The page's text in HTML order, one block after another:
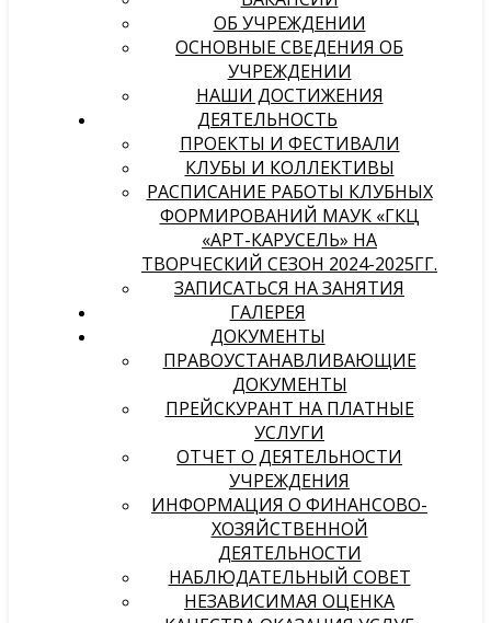
ОБ УЧРЕЖДЕНИИ
ОСНОВНЫЕ СВЕДЕНИЯ ОБ
УЧРЕЖДЕНИИ
НАШИ ДОСТИЖЕНИЯ
ДЕЯТЕЛЬНОСТЬ
ПРОЕКТЫ И ФЕСТИВАЛИ
КЛУБЫ И КОЛЛЕКТИВЫ
РАСПИСАНИЕ РАБОТЫ КЛУБНЫХ
ФОРМИРОВАНИЙ МАУК «ГКЦ
«АРТ-КАРУСЕЛЬ» НА
ТВОРЧЕСКИЙ СЕЗОН 2024-2025ГГ.
ЗАПИСАТЬСЯ НА ЗАНЯТИЯ
ГАЛЕРЕЯ
ДОКУМЕНТЫ
ПРАВОУСТАНАВЛИВАЮЩИЕ
ДОКУМЕНТЫ
ПРЕЙСКУРАНТ НА ПЛАТНЫЕ
УСЛУГИ
ОТЧЕТ О ДЕЯТЕЛЬНОСТИ
УЧРЕЖДЕНИЯ
ИНФОРМАЦИЯ О ФИНАНСОВО-
ХОЗЯЙСТВЕННОЙ
ДЕЯТЕЛЬНОСТИ
НАБЛЮДАТЕЛЬНЫЙ СОВЕТ
НЕЗАВИСИМАЯ ОЦЕНКА